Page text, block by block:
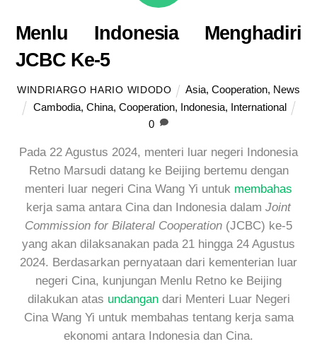
Menlu Indonesia Menghadiri
JCBC Ke-5
WINDRIARGO HARIO WIDODO Asia,Cooperation, News
Cambodia, China, Cooperation, Indonesia, International
0
Pada 22 Agustus 2024, menteri luar negeri Indonesia
Retno Marsudi datang ke Beijing bertemu dengan
menteri luar negeri Cina Wang Yi untuk membahas
kerja sama antara Cina dan Indonesia dalam Joint
Commission for Bilateral Cooperation (JCBC) ke-5
yang akan dilaksanakan pada 21 hingga 24 Agustus
2024. Berdasarkan pernyataan dari kementerian luar
negeri Cina, kunjungan Menlu Retno ke Beijing
dilakukan atas undangandari Menteri Luar Negeri
Cina Wang Yi untuk membahas tentang kerja sama
ekonomi antara Indonesia dan Cina.